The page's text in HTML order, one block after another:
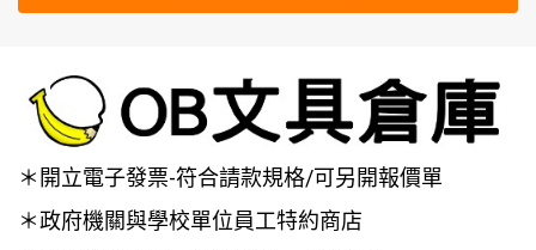
＊開立電子發票-符合請款規格/可另開報價單
＊政府機關與學校單位員工特約商店